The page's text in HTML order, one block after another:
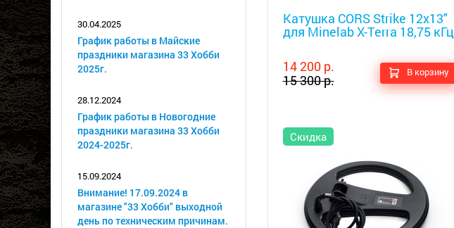
30.04.2025
График работы в Майские
праздники магазина 33 Хобби
2025г.
28.12.2024
График работы в Новогодние
праздники магазина 33 Хобби
2024-2025г.
15.09.2024
Внимание! 17.09.2024 в
магазине "33 Хобби" выходной
день по техническим причинам.
Катушка CORS Strike 12x13"
для Minelab X-Terra 18,75 кГц
14 200 р.
15 300 р.
В корзину
Скидка